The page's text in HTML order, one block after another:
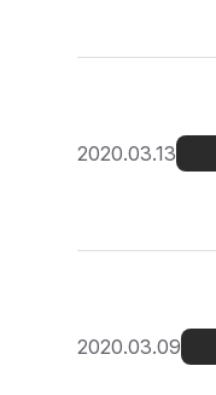
2020.03.13
2020.03.09